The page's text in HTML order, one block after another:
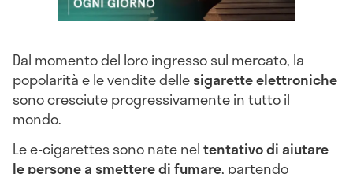
Dal momento del loro ingresso sul mercato, la
popolarità e le vendite dellesigarette elettroniche
sono cresciute progressivamente in tutto il
mondo.
Le e-cigarettes sono nate neltentativo di aiutare
le persone a smettere di fumare, partendo